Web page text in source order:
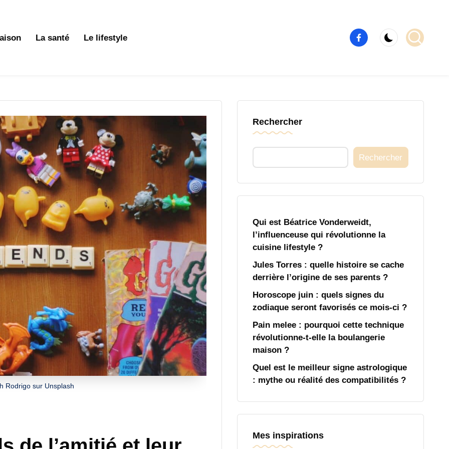
La santé Le lifestyle
Élément
de
Rodrigo sur Unsplash
Rechercher
Rechercher
Qui est Béatrice Vonderweidt,
l’influenceuse qui révolutionne la
cuisine lifestyle ?
Jules Torres : quelle histoire se cache
derrière l’origine de ses parents ?
Horoscope juin : quels signes du
zodiaque seront favorisés ce mois-ci ?
Pain melee : pourquoi cette technique
révolutionne-t-elle la boulangerie
maison ?
Quel est le meilleur signe astrologique
: mythe ou réalité des compatibilités ?
Mes inspirations